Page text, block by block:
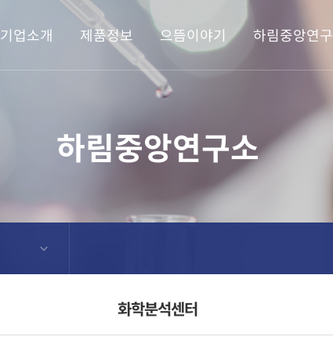
기업소개 제품정보 으뜸이야기 하림중앙연
하림중앙연구소
화학분석센터